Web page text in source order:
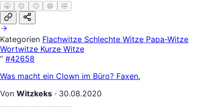
🥱 😐 🙂 😄 🤣
Kategorien Flachwitze Schlechte Witze Papa-Witze
Wortwitze Kurze Witze
“ #42658
Was macht ein Clown im Büro? Faxen.
Von Witzkeks · 30.08.2020